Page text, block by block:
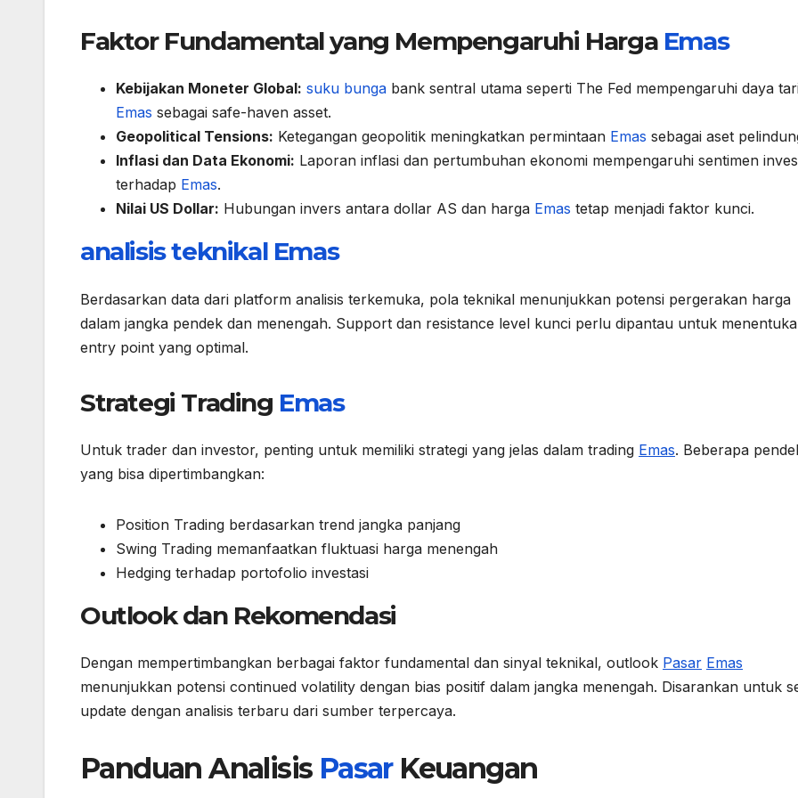
Faktor Fundamental yang Mempengaruhi Harga Emas
Kebijakan Moneter Global: suku bunga bank sentral utama seperti The Fed mempengaruhi daya
Emas sebagai safe-haven asset.
Geopolitical Tensions: Ketegangan geopolitik meningkatkan permintaan Emas sebagai aset
Inflasi dan Data Ekonomi: Laporan inflasi dan pertumbuhan ekonomi mempengaruhi sentimen
terhadap Emas.
Nilai US Dollar: Hubungan invers antara dollar AS dan harga Emas tetap menjadi faktor kunci.
analisis teknikal Emas
Berdasarkan data dari platform analisis terkemuka, pola teknikal menunjukkan potensi pergerakan harga
dalam jangka pendek dan menengah. Support dan resistance level kunci perlu dipantau untuk
entry point yang optimal.
Strategi Trading Emas
Untuk trader dan investor, penting untuk memiliki strategi yang jelas dalam trading Emas. Beberapa
yang bisa dipertimbangkan:
Position Trading berdasarkan trend jangka panjang
Swing Trading memanfaatkan fluktuasi harga menengah
Hedging terhadap portofolio investasi
Outlook dan Rekomendasi
Dengan mempertimbangkan berbagai faktor fundamental dan sinyal teknikal, outlook Pasar Emas
menunjukkan potensi continued volatility dengan bias positif dalam jangka menengah. Disarankan untuk
update dengan analisis terbaru dari sumber terpercaya.
Panduan Analisis PasarKeuangan